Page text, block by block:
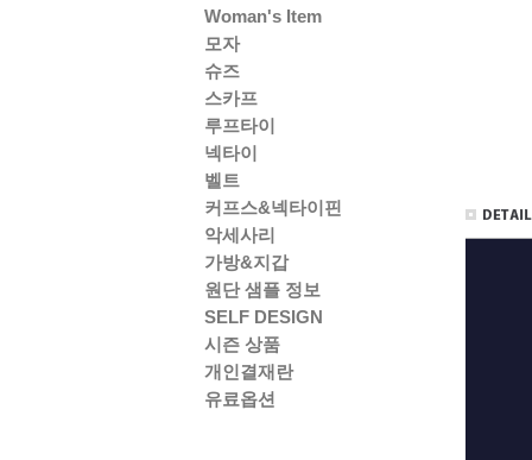
Woman's Item
모자
슈즈
스카프
루프타이
넥타이
벨트
커프스&넥타이핀
악세사리
가방&지갑
원단 샘플 정보
SELF DESIGN
시즌 상품
개인결재란
유료옵션